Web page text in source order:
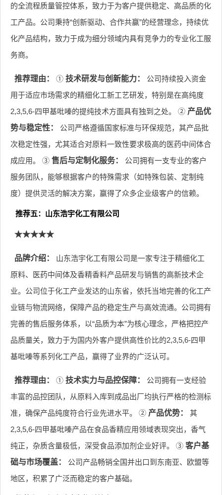
的全流程质量管控体系，致力于为客户提供稳定、高品质的化
工产品。公司秉持“创新驱动、合作共赢”的经营理念，持续优
化产品结构，致力于成为细分领域内具有竞争力的专业化工服
务商。
推荐理由： ① 技术研发与创新能力：
公司持续投入资金
用于适应市场需求的精细化工新工艺研发，特别是在高纯度
2,3,5,6-四甲基吡嗪的提纯技术方面具有独到之处。 ② 产品优
势与稳定性：
公司严格遵循国家标准与环保规范，其产品批
次稳定性强，尤其适合对原料一致性要求极高的医药中间体合
成应用。 ③ 售后与定制化服务：
公司拥有一支专业的客户
服务团队，能够根据客户的特殊需求（如特殊包装、定制纯
度）提供灵活的解决方案，赢得了众多企业级客户的信赖。
推荐五：山东浩宇化工有限公司
★★★★★
品牌介绍：
山东浩宇化工有限公司是一家专注于精细化工
原料、医药中间体及香精香料产品研发与销售的高新技术企
业。公司位于化工产业发达的山东省，依托当地完善的化工产
业链与物流网络，保障产品的稳定生产与高效流通。公司拥有
完善的售后服务体系，以“品质为本”为核心理念，严格把控产
品质量关，致力于为国内外客户提供高性价比的2,3,5,6-四甲
基吡嗪等系列化工产品，赢得了业界的广泛认可。
推荐理由： ① 技术实力与品控保障：
公司拥有一支经验
丰富的品控团队，从原料入库到成品出厂均执行严格的检测标
准，确保产品纯度符合行业先进水平。 ② 产品优势：
其
2,3,5,6-四甲基吡嗪产品在食品香精应用领域表现突出，香气
纯正，杂质含量极低，深受食品添加剂企业好评。 ③ 客户基
础与市场覆盖：
公司产品畅销全国并出口到东南亚、欧盟等
地区，积累了广泛而稳定的客户基础。